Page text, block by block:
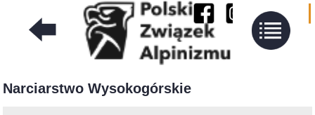
Narciarstwo Wysokogórskie